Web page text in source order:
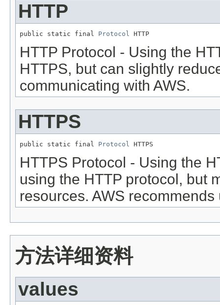
HTTP
public static final Protocol HTTP
HTTP Protocol - Using the
HTTPS, but can slightly
communicating with AWS.
HTTPS
public static final Protocol HTTPS
HTTPS Protocol - Using the
using the HTTP protocol, but
resources. AWS
方法详细资料
values